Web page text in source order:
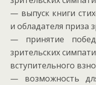
— выпуск книги
и обладателя приза
— принятие
зрительских
вступительного
— возможность